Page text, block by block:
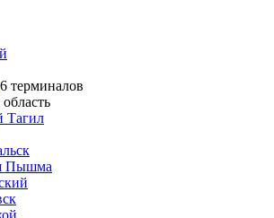
6 терминалов
Тагил
Пышма